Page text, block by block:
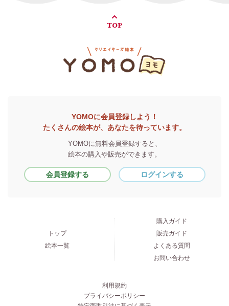
TOP
YOMOに会員登録しよう！
たくさんの絵本が、あなたを待っています。
YOMOに無料会員登録すると、
絵本の購入や販売ができます。
会員登録する ログインする
トップ
絵本一覧
購入ガイド
販売ガイド
よくある質問
お問い合わせ
利用規約
プライバシーポリシー